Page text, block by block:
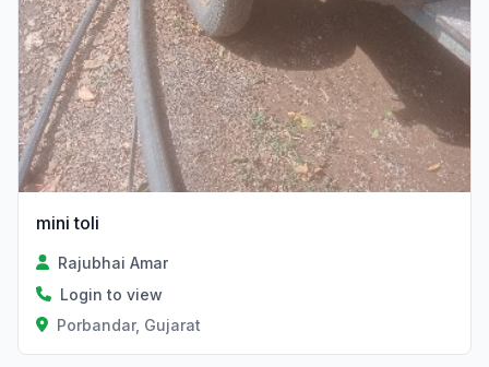
mini toli
Rajubhai Amar
Login to view
Porbandar, Gujarat